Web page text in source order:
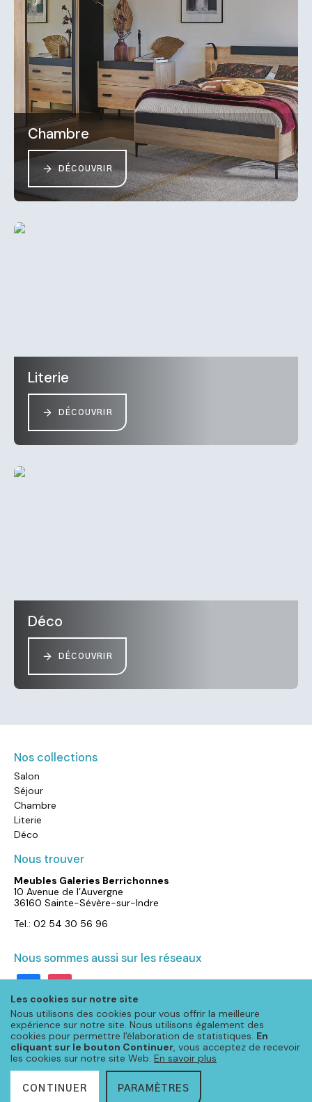
Les cookies sur notre site
Nous utilisons des cookies pour vous offrir la meilleure
expérience sur notre site. Nous utilisons également des
cookies pour permettre l'élaboration de statistiques. En
cliquant sur le bouton Continuer, vous acceptez de recevoir
les cookies sur notre site Web. En savoir plus
CONTINUER PARAMÈTRES
Chambre
DÉCOUVRIR
Literie
DÉCOUVRIR
Déco
DÉCOUVRIR
Nos collections
Salon
Séjour
Chambre
Literie
Déco
Nous trouver
Meubles Galeries Berrichonnes
10 Avenue de l’Auvergne
36160 Sainte-Sévère-sur-Indre
Tel.: 02 54 30 56 96
Nous sommes aussi sur les réseaux
facebookinstagram